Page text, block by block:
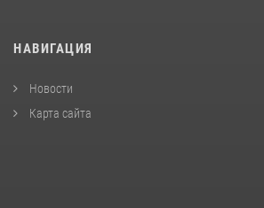
НАВИГАЦИЯ
Новости
Карта сайта